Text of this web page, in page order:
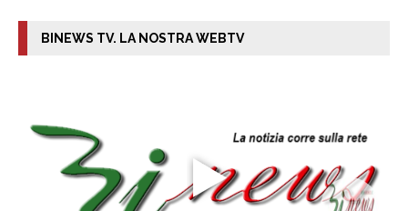
BINEWS TV. LA NOSTRA WEBTV